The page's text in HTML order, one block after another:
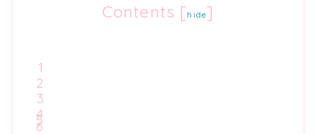
Contents [ hide]